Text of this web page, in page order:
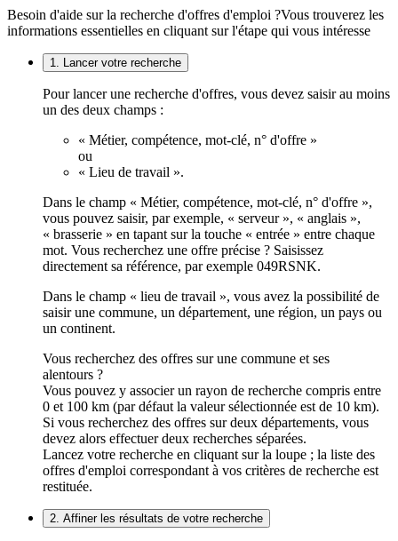
Besoin d'aide sur la recherche d'offres d'emploi ?Vous trouverez les
informations essentielles en cliquant sur l'étape qui vous intéresse
1. Lancer votre recherche
Pour lancer une recherche d'offres, vous devez saisir au moins
un des deux champs :
« Métier, compétence, mot-clé, n° d'offre »
ou
« Lieu de travail ».
Dans le champ « Métier, compétence, mot-clé, n° d'offre »,
vous pouvez saisir, par exemple, « serveur », « anglais »,
« brasserie » en tapant sur la touche « entrée » entre chaque
mot. Vous recherchez une offre précise ? Saisissez
directement sa référence, par exemple 049RSNK.
Dans le champ « lieu de travail », vous avez la possibilité de
saisir une commune, un département, une région, un pays ou
un continent.
Vous recherchez des offres sur une commune et ses
alentours ?
Vous pouvez y associer un rayon de recherche compris entre
0 et 100 km (par défaut la valeur sélectionnée est de 10 km).
Si vous recherchez des offres sur deux départements, vous
devez alors effectuer deux recherches séparées.
Lancez votre recherche en cliquant sur la loupe ; la liste des
offres d'emploi correspondant à vos critères de recherche est
restituée.
2. Affiner les résultats de votre recherche